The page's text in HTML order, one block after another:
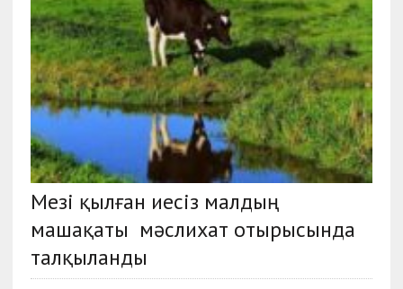
Мезі қылған иесіз малдың
машақаты мәслихат отырысында
талқыланды